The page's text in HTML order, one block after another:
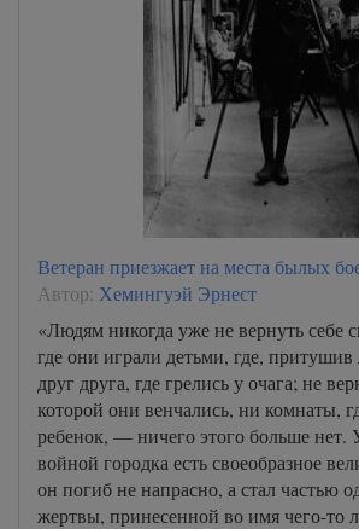
Ветеран приезжает на места былых
Автор: Хемингуэй Эрнест
«Людям никогда уже не вернуть себе
где они играли детьми, где,
друг друга, где грелись у очага; не
которой они венчались, ни комнаты,
ребенок, — ничего этого больше нет.
войной городка есть своеобразное
он погиб не напрасно, а стал частью
жертвы, принесенной во имя чего-то